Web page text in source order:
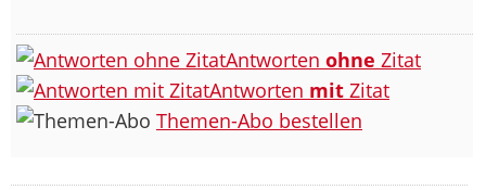
Antworten ohne Zitat
Antworten mit Zitat
Themen-Abo bestellen